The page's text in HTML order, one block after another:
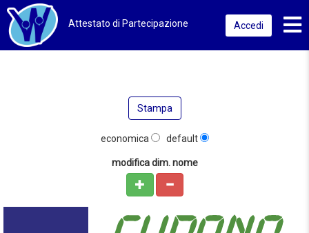
Attestato di Partecipazione Accedi
Stampa
economica default
modifica dim. nome